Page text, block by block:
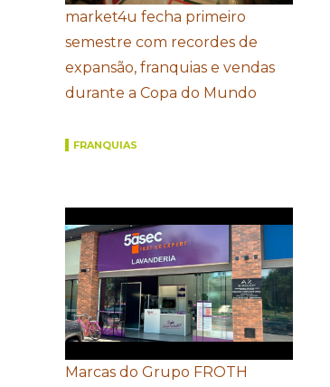
market4u fecha primeiro
semestre com recordes de
expansão, franquias e vendas
durante a Copa do Mundo
FRANQUIAS
Marcas do Grupo FROTH